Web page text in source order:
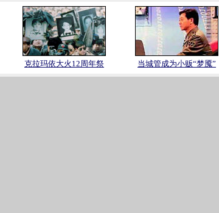
克拉玛依大火12周年祭 当城管成为小贩“梦魇”